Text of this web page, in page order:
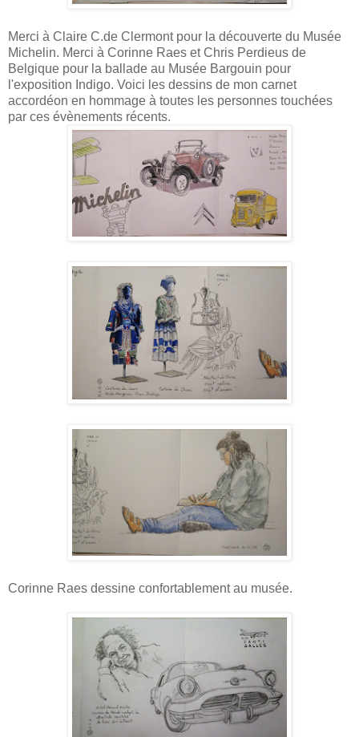
Merci à Claire C.de Clermont pour la découverte du Musée
Michelin. Merci à Corinne Raes et Chris Perdieus de
Belgique pour la ballade au Musée Bargouin pour
l'exposition Indigo. Voici les dessins de mon carnet
accordéon en hommage à toutes les personnes touchées
par ces évènements récents.
Corinne Raes dessine confortablement au musée.